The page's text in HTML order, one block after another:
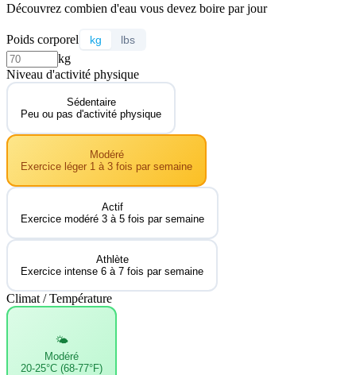
Découvrez combien d'eau vous devez boire par jour
Poids corporel kg lbs
kg
Niveau d'activité physique
Sédentaire
Peu ou pas d'activité physique
Modéré
Exercice léger 1 à 3 fois par semaine
Actif
Exercice modéré 3 à 5 fois par semaine
Athlète
Exercice intense 6 à 7 fois par semaine
Climat / Température
🌤️
Modéré
20-25°C (68-77°F)